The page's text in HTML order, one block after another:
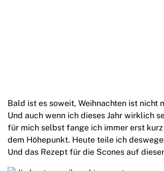
Bald ist es soweit, Weihnachten ist nicht
Und auch wenn ich dieses Jahr wirklich
für mich selbst fange ich immer erst
dem Höhepunkt. Heute teile ich
Und das Rezept für die Scones auf